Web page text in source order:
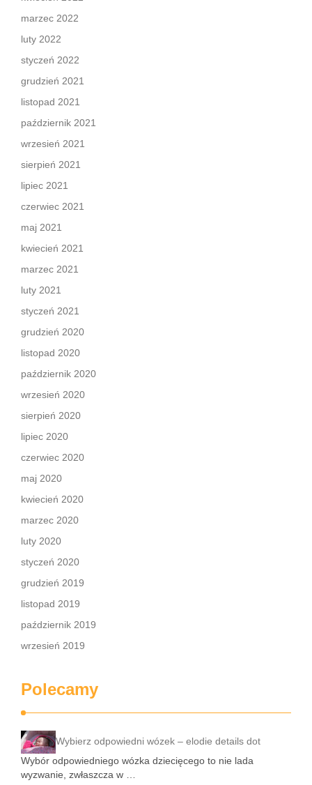
marzec 2022
luty 2022
styczeń 2022
grudzień 2021
listopad 2021
październik 2021
wrzesień 2021
sierpień 2021
lipiec 2021
czerwiec 2021
maj 2021
kwiecień 2021
marzec 2021
luty 2021
styczeń 2021
grudzień 2020
listopad 2020
październik 2020
wrzesień 2020
sierpień 2020
lipiec 2020
czerwiec 2020
maj 2020
kwiecień 2020
marzec 2020
luty 2020
styczeń 2020
grudzień 2019
listopad 2019
październik 2019
wrzesień 2019
Polecamy
Wybierz odpowiedni wózek – elodie details dot
Wybór odpowiedniego wózka dziecięcego to nie lada
wyzwanie, zwłaszcza w …